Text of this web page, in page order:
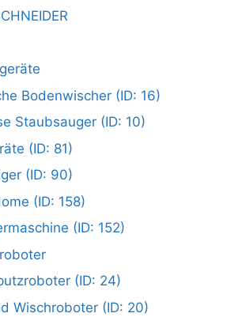
Bodenwischer (ID: 16)
Staubsauger (ID: 10)
(ID: 81)
(ID: 90)
(ID: 158)
(ID: 152)
(ID: 24)
Wischroboter (ID: 20)